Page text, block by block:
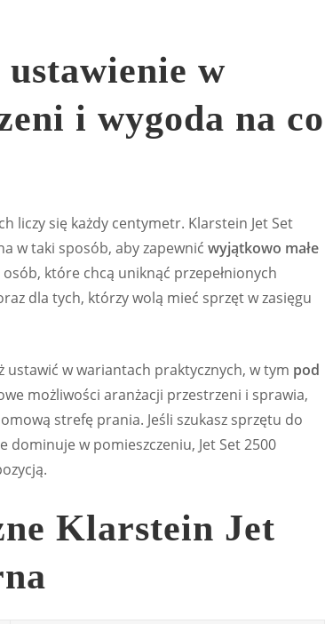
w
i wygoda na co
liczy się każdy centymetr. Klarstein Jet Set
w taki sposób, aby zapewnić wyjątkowo małe
które chcą uniknąć przepełnionych
dla tych, którzy wolą mieć sprzęt w zasięgu
ustawić w wariantach praktycznych, w tym pod
możliwości aranżacji przestrzeni i sprawia,
strefę prania. Jeśli szukasz sprzętu do
w pomieszczeniu, Jet Set 2500
Klarstein Jet